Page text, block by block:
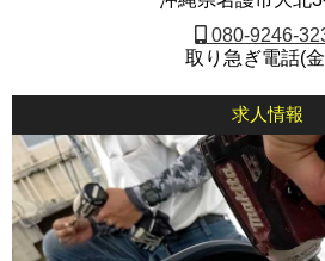
080-9246-
取り急ぎ電話(
求人情報